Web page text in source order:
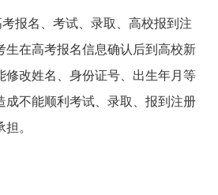
报名、考试、录取、高校报到注
生在高考报名信息确认后到高校新
修改姓名、身份证号、出生年月等
成不能顺利考试、录取、报到注册
。